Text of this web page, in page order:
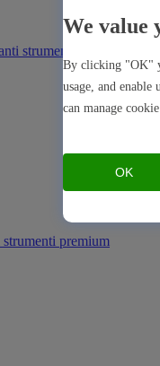
strumenti e app premium
premium
We value
By clicking "OK"
usage, and
can manage
OK